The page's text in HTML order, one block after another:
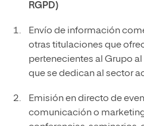
RGPD)
Envío de información
otras titulaciones que
pertenecientes al Grupo
que se dedican al sector
Emisión en directo de
comunicación o